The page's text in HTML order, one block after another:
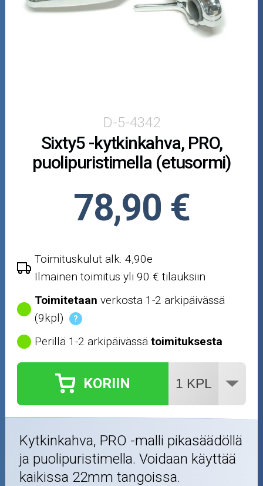
Nastarenkaat
Renkaat ja vanteet
Öljyt ja kemikaalit
Outlet-tuotteet
D-5-4342
Sixty5 -kytkinkahva, PRO,
puolipuristimella (etusormi)
78,90 €
Toimituskulut alk. 4,90e
Ilmainen toimitus yli 90 € tilauksiin
Toimitetaan verkosta 1-2 arkipäivässä
(9kpl)
?
Perillä 1-2 arkipäivässätoimituksesta
KORIIN
Kytkinkahva, PRO -malli pikasäädöllä
ja puolipuristimella. Voidaan käyttää
kaikissa 22mm tangoissa.